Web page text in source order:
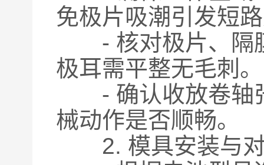
免极片吸潮引发短
- 核对极片、隔膜
极耳需平整无毛刺。
- 确认收放卷轴张
械动作是否顺畅。
2. 模具安装与